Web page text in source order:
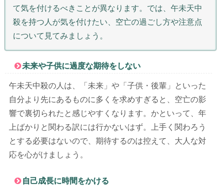
て気を付けるべきことが異なります。では、午未天中
殺を持つ人が気を付けたい、空亡の過ごし方や注意点
について見てみましょう。
未来や子供に過度な期待をしない
午未天中殺の人は、「未来」や「子供・後輩」といった
自分より先にあるものに多くを求めすぎると、空亡の影
響で裏切られたと感じやすくなります。かといって、年
上ばかりと関わる訳には行かないはず。上手く関わろう
とする必要はないので、期待するのは控えて、大人な対
応を心がけましょう。
自己成長に時間をかける